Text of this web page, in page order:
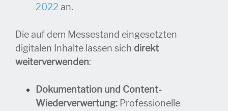
2022 an.
Die auf dem Messestand eingesetzten
digitalen Inhalte lassen sich direkt
weiterverwenden:
Dokumentation und Content-
Wiederverwertung: Professionelle